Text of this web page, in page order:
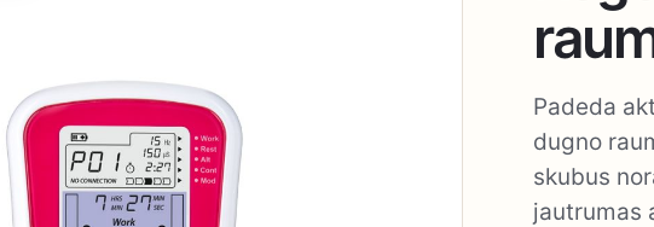
Padeda
dugno
skubus
jautrumas